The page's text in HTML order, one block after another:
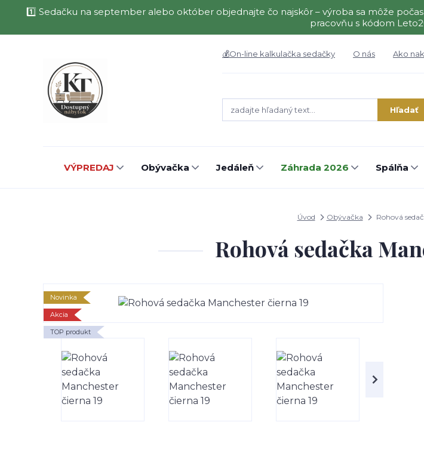
1️⃣ Sedačku na september alebo október objednajte čo najskôr – výroba sa môže
pracovňu s kódom
💰On-line kalkulačka sedačky O nás Ako
Hľadať
VÝPREDAJ Obývačka Jedáleň Záhrada 2026 Spálňa
Úvod Obývačka Rohová
Rohová sedačka
Novinka
Akcia
TOP produkt